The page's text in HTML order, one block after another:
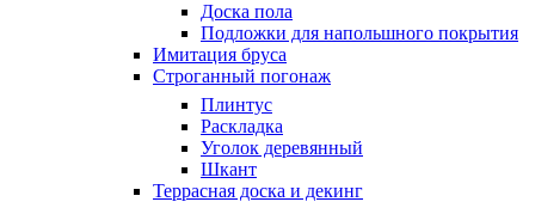
Доска пола
Подложки для напольшного покрытия
Имитация бруса
Строганный погонаж
Плинтус
Раскладка
Уголок деревянный
Шкант
Террасная доска и декинг